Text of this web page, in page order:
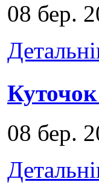
08 бер.
08 бер.